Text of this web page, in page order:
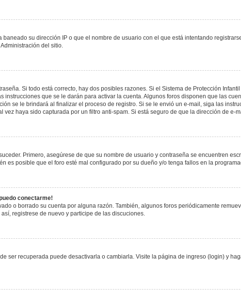
baneado su dirección IP o que el nombre de usuario con el que está intentando
del sitio.
Si todo está correcto, hay dos posibles razones. Si el Sistema de Protección
instrucciones que se le darán para activar la cuenta. Algunos foros disponen que las
se le brindará al finalizar el proceso de registro. Si se le envió un e-mail, siga las
vez haya sido capturada por un filtro anti-spam. Si está seguro de que la dirección de
Primero, asegúrese de que su nombre de usuario y contraseña se encuentren
es posible que el foro esté mal configurado por su dueño y/o tenga fallos en la
conectarme!
o borrado su cuenta por alguna razón. También, algunos foros periódicamente
registrese de nuevo y participe de las discuciones.
ser recuperada puede desactivarla o cambiarla. Visite la página de ingreso (login) y